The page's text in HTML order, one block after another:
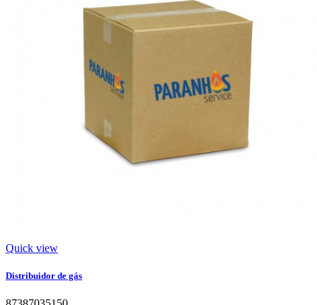
Quick view
Distribuidor de gás